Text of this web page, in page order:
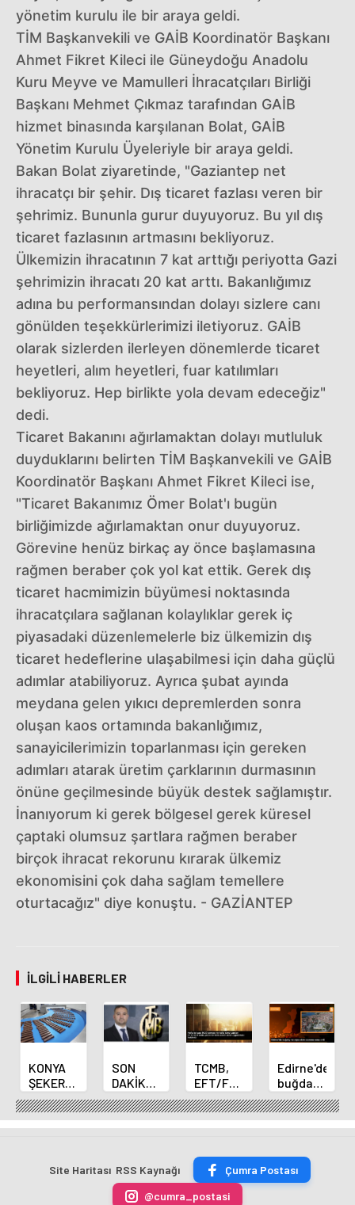
yönetim kurulu ile bir araya geldi.
TİM Başkanvekili ve GAİB Koordinatör Başkanı
Ahmet Fikret Kileci ile Güneydoğu Anadolu
Kuru Meyve ve Mamulleri İhracatçıları Birliği
Başkanı Mehmet Çıkmaz tarafından GAİB
hizmet binasında karşılanan Bolat, GAİB
Yönetim Kurulu Üyeleriyle bir araya geldi.
Bakan Bolat ziyaretinde, "Gaziantep net
ihracatçı bir şehir. Dış ticaret fazlası veren bir
şehrimiz. Bununla gurur duyuyoruz. Bu yıl dış
ticaret fazlasının artmasını bekliyoruz.
Ülkemizin ihracatının 7 kat arttığı periyotta Gazi
şehrimizin ihracatı 20 kat arttı. Bakanlığımız
adına bu performansından dolayı sizlere canı
gönülden teşekkürlerimizi iletiyoruz. GAİB
olarak sizlerden ilerleyen dönemlerde ticaret
heyetleri, alım heyetleri, fuar katılımları
bekliyoruz. Hep birlikte yola devam edeceğiz"
dedi.
Ticaret Bakanını ağırlamaktan dolayı mutluluk
duyduklarını belirten TİM Başkanvekili ve GAİB
Koordinatör Başkanı Ahmet Fikret Kileci ise,
"Ticaret Bakanımız Ömer Bolat'ı bugün
birliğimizde ağırlamaktan onur duyuyoruz.
Görevine henüz birkaç ay önce başlamasına
rağmen beraber çok yol kat ettik. Gerek dış
ticaret hacmimizin büyümesi noktasında
ihracatçılara sağlanan kolaylıklar gerek iç
piyasadaki düzenlemelerle biz ülkemizin dış
ticaret hedeflerine ulaşabilmesi için daha güçlü
adımlar atabiliyoruz. Ayrıca şubat ayında
meydana gelen yıkıcı depremlerden sonra
oluşan kaos ortamında bakanlığımız,
sanayicilerimizin toparlanması için gereken
adımları atarak üretim çarklarının durmasının
önüne geçilmesinde büyük destek sağlamıştır.
İnanıyorum ki gerek bölgesel gerek küresel
çaptaki olumsuz şartlara rağmen beraber
birçok ihracat rekorunu kırarak ülkemiz
ekonomisini çok daha sağlam temellere
oturtacağız" diye konuştu. - GAZİANTEP
İLGILI HABERLER
KONYA
ŞEKER
YILLIK 7
BİN 500
TON
ÜRETİLECEK
SON
DAKİKA
HABERİ:
Yeni
Merkez
Fatih
Karahan
TCMB,
EFT/FAST
işlemleri
için
fazla
uygulamasını
kaldırdı
Edirne'de
buğday
ve arpa
ekim
sezonu
erdi
Site Haritası RSS Kaynağı
Çumra Postası
@cumra_postasi